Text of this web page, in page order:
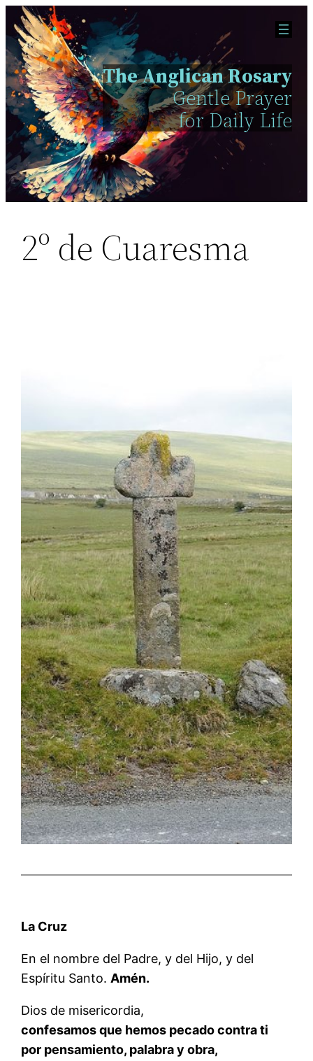
Skip
to
content
The Anglican Rosary
Gentle Prayer
for Daily Life
2º de Cuaresma
La Cruz
En el nombre del Padre, y del Hijo, y del
Espíritu Santo.Amén.
Dios de misericordia,
confesamos que hemos pecado contra ti
por pensamiento, palabra y obra,